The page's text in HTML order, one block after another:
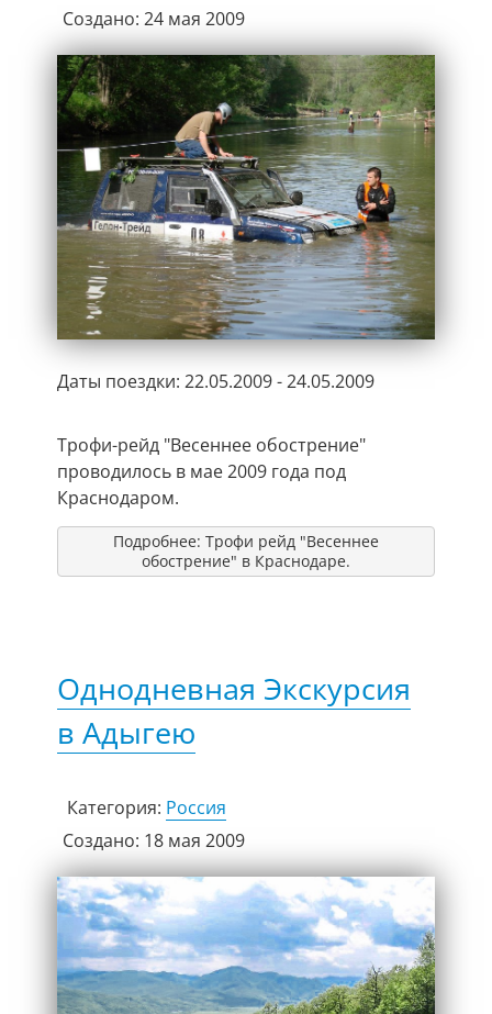
Создано: 24 мая 2009
Даты поездки: 22.05.2009 - 24.05.2009
Трофи-рейд "Весеннее обострение"
проводилось в мае 2009 года под
Краснодаром.
Подробнее: Трофи рейд "Весеннее
обострение" в Краснодаре.
Однодневная Экскурсия
в Адыгею
Категория: Россия
Создано: 18 мая 2009